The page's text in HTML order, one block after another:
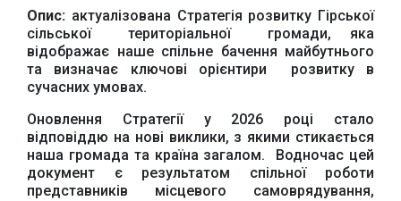
Опис: актуалізована Стратегія розвитку Гірської
сільської територіальної громади, яка
відображає наше спільне бачення майбутнього
та визначає ключові орієнтири розвитку в
сучасних умовах.
Оновлення Стратегії у 2026 році стало
відповіддю на нові виклики, з якими стикається
наша громада та країна загалом. Водночас цей
документ є результатом спільної роботи
представників місцевого самоврядування,